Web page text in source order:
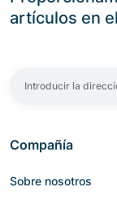
artículos en
Compañía
Sobre nosotros